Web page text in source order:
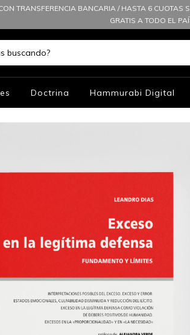
TRANSFERENCIA BANCARIA / HASTA 6 CUOTAS
GRATIS A TODO EL
Doctrina Hammurabi Digital